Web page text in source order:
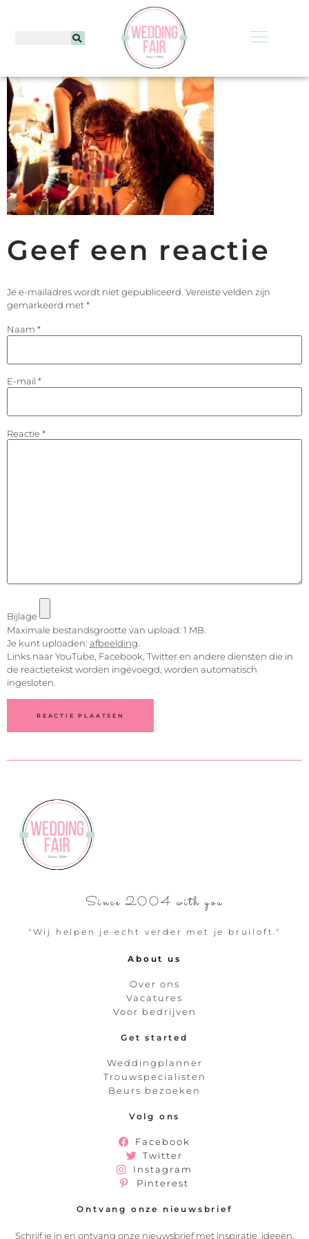
Geef een reactie
Je e-mailadres wordt niet gepubliceerd. Vereiste velden zijn
gemarkeerd met*
Naam *
E-mail *
Reactie *
Bijlage
Maximale bestandsgrootte van upload: 1 MB.
Je kunt uploaden: afbeelding
Links naar YouTube, Facebook, Twitter en andere diensten die in
de reactietekst worden ingevoegd, worden automatisch
ingesloten.
Since 2004 with you
"Wij helpen je echt verder met je bruiloft."
About us
Over ons
Vacatures
Voor bedrijven
Get started
Weddingplanner
Trouwspecialisten
Beurs bezoeken
Volg ons
Facebook
Twitter
Instagram
Pinterest
Ontvang onze nieuwsbrief
Schrijf je in en ontvang onze nieuwsbrief met inspiratie, ideeën,